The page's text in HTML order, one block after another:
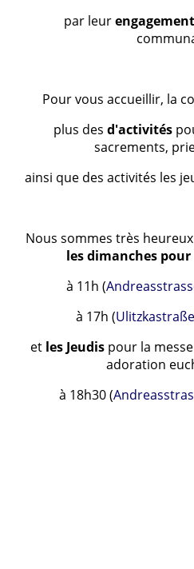
par leurengagement
Pour vous accueillir, la
plus des d'activités
sacrements,
ainsi que des activités les
Nous sommes très
les dimanches
à 11h (
à 17h (
et les Jeudispour la
adoration
à 18h30 (